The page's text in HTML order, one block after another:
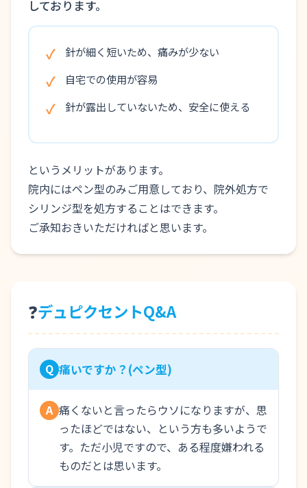
しております。
針が細く短いため、痛みが少ない
自宅での使用が容易
針が露出していないため、安全に使える
というメリットがあります。
院内にはペン型のみご用意しており、院外処方で
シリンジ型を処方することはできます。
ご承知おきいただければと思います。
❓デュピクセントQ&A
Q 痛いですか？(ペン型)
A 痛くないと言ったらウソになりますが、思
ったほどではない、という方も多いようで
す。ただ小児ですので、ある程度嫌われる
ものだとは思います。